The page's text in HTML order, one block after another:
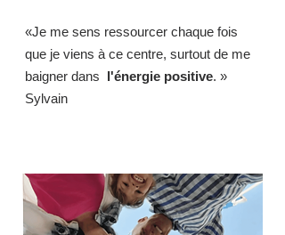
«Je me sens ressourcer chaque fois
que je viens à ce centre, surtout de me
baigner dans l'énergie positive. »
Sylvain